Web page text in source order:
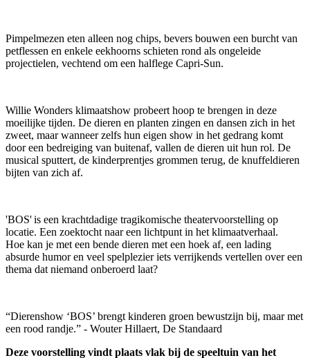
Pimpelmezen eten alleen nog chips, bevers bouwen een burcht van
petflessen en enkele eekhoorns schieten rond als ongeleide
projectielen, vechtend om een halflege Capri-Sun.
Willie Wonders klimaatshow probeert hoop te brengen in deze
moeilijke tijden. De dieren en planten zingen en dansen zich in het
zweet, maar wanneer zelfs hun eigen show in het gedrang komt
door een bedreiging van buitenaf, vallen de dieren uit hun rol. De
musical sputtert, de kinderprentjes grommen terug, de knuffeldieren
bijten van zich af.
'BOS' is een krachtdadige tragikomische theatervoorstelling op
locatie. Een zoektocht naar een lichtpunt in het klimaatverhaal.
Hoe kan je met een bende dieren met een hoek af, een lading
absurde humor en veel spelplezier iets verrijkends vertellen over een
thema dat niemand onberoerd laat?
“Dierenshow ‘BOS’ brengt kinderen groen bewustzijn bij, maar met
een rood randje.” - Wouter Hillaert, De Standaard
Deze voorstelling vindt plaats vlak bij de speeltuin van het